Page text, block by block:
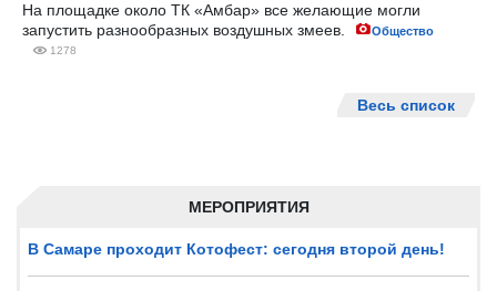
МЕРОПРИЯТИЯ
В Самаре проходит Котофест: сегодня второй день!
На площадке около ТК «Амбар» все желающие могли
запустить разнообразных воздушных змеев.
Общество
1278
Весь список